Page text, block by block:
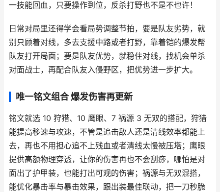
一技能回血，只要操作到位，反杀打野也不是不也许！
日常对局里还得学会看局势调整节拍，要是队友劣势，就
别只顾着对线，多去支援中路或者打野，靠着铠的爆发帮
队友打开局面；要是队友优势，就稳住对线，找机会单杀
对面战士，再配合队友入侵野区，把优势进一步扩大。
唯一铭文组合 爆发伤害再更新
铭文就选 10 狩猎、10 鹰眼、7 祸源 3 无双的搭配，狩猎
能提高移速与攻速，不管是追击敌人还是清线效率都能上
去，再也不用担心追不上残血或者清线太慢被压塔；鹰眼
提供高额物理穿透，让你的伤害再也不会刮痧，哪怕是对
面出了护甲装，也能打出可观的伤害；祸源与无双混搭，
能优化暴击率与暴击效果，跟出装最佳联动，把一刀秒脆